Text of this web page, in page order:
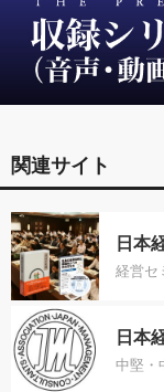
関連サイト
日本
経営セ
日本
中堅・